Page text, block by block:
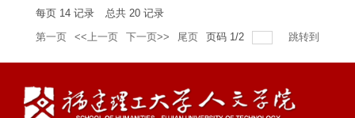
每页 14 记录 总共 20 记录
第一页
<<上一页 下一页>> 尾页 页码 1/2 跳转到